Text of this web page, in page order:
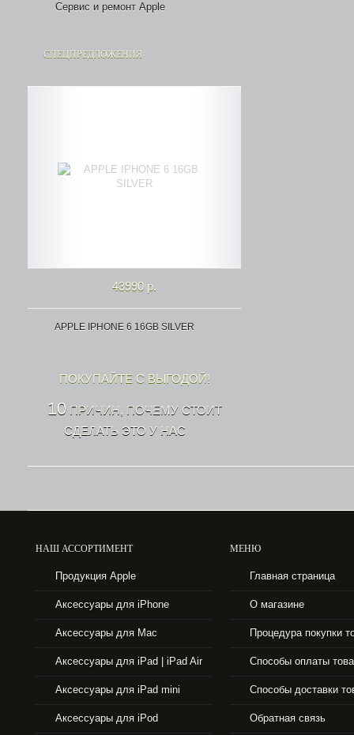
Сервис и ремонт Apple
СПЕЦПРЕДЛОЖЕНИЯ
43990 р.
APPLE IPHONE 6 16GB SILVER
43990 р.
ПОКУПАЙТЕ С ВЫГОДОЙ!
10ПРИЧИН, ПОЧЕМУ СТОИТ
СДЕЛАТЬ ЭТО У НАС
НАШ АССОРТИМЕНТ
Продукция Apple
Аксессуары для iPhone
Аксессуары для Mac
Аксессуары для iPad | iPad Air
Аксессуары для iPad mini
Аксессуары для iPod
МЕНЮ
Главная страница
О магазине
Процедура покупки
Способы оплаты
Способы доставки
Обратная связь